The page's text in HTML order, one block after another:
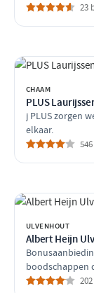
23
CHAAM
PLUS
j PLUS zorgen
elkaar.
ULVENHOUT
Albert Heijn
boodschappen